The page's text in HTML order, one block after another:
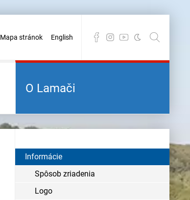
Mapa stránok English
O Lamači
Informácie
Spôsob zriadenia
Logo